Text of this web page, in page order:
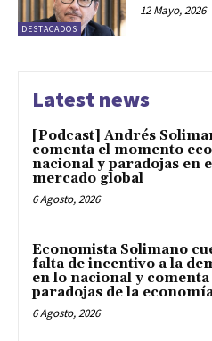
DESTACADOS
12 Mayo, 2026
Latest news
[Podcast] Andrés
comenta el momento
nacional y paradojas en
mercado global
6 Agosto, 2026
Economista Solimano
falta de incentivo a la
en lo nacional y comenta
paradojas de la
6 Agosto, 2026